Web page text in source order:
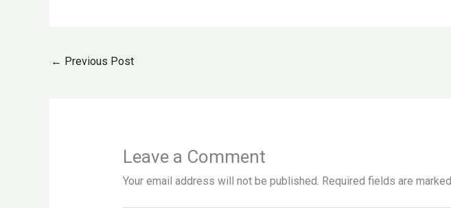
← Previous Post
Leave a Comment
Your email address will not be published. Required fields are marked